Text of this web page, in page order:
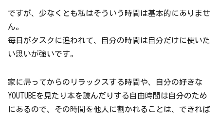
ですが、少なくとも私はそういう時間は基本的にありませ
ん。
毎日がタスクに追われて、自分の時間は自分だけに使いた
い思いが強いです。
家に帰ってからのリラックスする時間や、自分の好きな
YOUTUBEを見たり本を読んだりする自由時間は自分のため
にあるので、その時間を他人に割かれることは、できれば